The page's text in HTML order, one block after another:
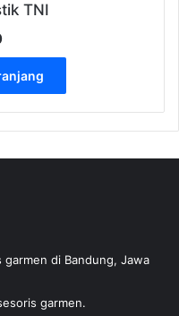
TNI
di Bandung, Jawa
garmen.